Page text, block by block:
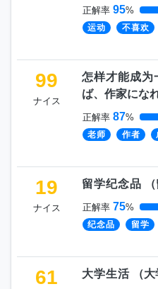
正解率 95%
运动 不喜欢
99
ナイス
怎样才能成为
ば、作家にな
正解率 87%
老师 作者
19
ナイス
留学纪念品 （
正解率 75%
纪念品 留学
61 大学生活 （大